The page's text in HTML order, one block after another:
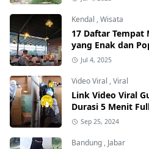
Kendal ,Wisata
17 Daftar Tempat
yang Enak dan
Jul 4, 2025
Video Viral ,Viral
Link Video Viral
Durasi 5 Menit
Internet, Hati-Hati
Sep 25, 2024
Bandung , Jabar